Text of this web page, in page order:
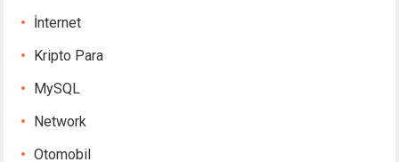
İnternet
Kripto Para
MySQL
Network
Otomobil